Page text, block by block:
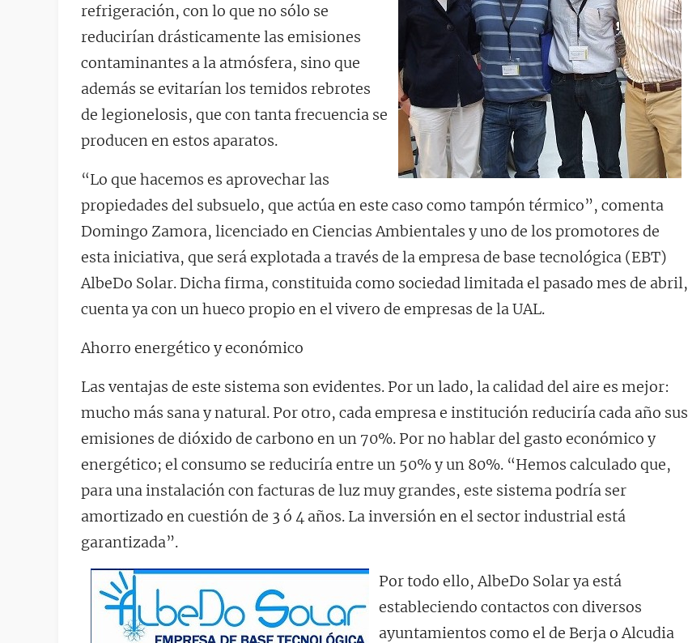
refrigeración, con lo que no sólo se
reducirían drásticamente las emisiones
contaminantes a la atmósfera, sino que
además se evitarían los temidos rebrotes
de legionelosis, que con tanta frecuencia se
producen en estos aparatos.
“Lo que hacemos es aprovechar las
propiedades del subsuelo, que actúa en este caso como tampón térmico”, comenta
Domingo Zamora, licenciado en Ciencias Ambientales y uno de los promotores de
esta iniciativa, que será explotada a través de la empresa de base tecnológica (EBT)
AlbeDo Solar. Dicha firma, constituida como sociedad limitada el pasado mes de abril,
cuenta ya con un hueco propio en el vivero de empresas de la UAL.
Ahorro energético y económico
Las ventajas de este sistema son evidentes. Por un lado, la calidad del aire es mejor:
mucho más sana y natural. Por otro, cada empresa e institución reduciría cada año sus
emisiones de dióxido de carbono en un 70%. Por no hablar del gasto económico y
energético; el consumo se reduciría entre un 50% y un 80%. “Hemos calculado que,
para una instalación con facturas de luz muy grandes, este sistema podría ser
amortizado en cuestión de 3 ó 4 años. La inversión en el sector industrial está
garantizada”.
Por todo ello, AlbeDo Solar ya está
estableciendo contactos con diversos
ayuntamientos como el de Berja o Alcudia